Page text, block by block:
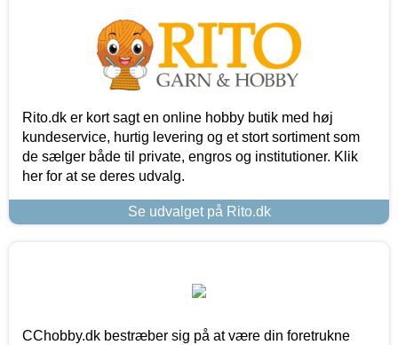
Rito.dk er kort sagt en online hobby butik med høj
kundeservice, hurtig levering og et stort sortiment som
de sælger både til private, engros og institutioner. Klik
her for at se deres udvalg.
Se udvalget på Rito.dk
CChobby.dk bestræber sig på at være din foretrukne